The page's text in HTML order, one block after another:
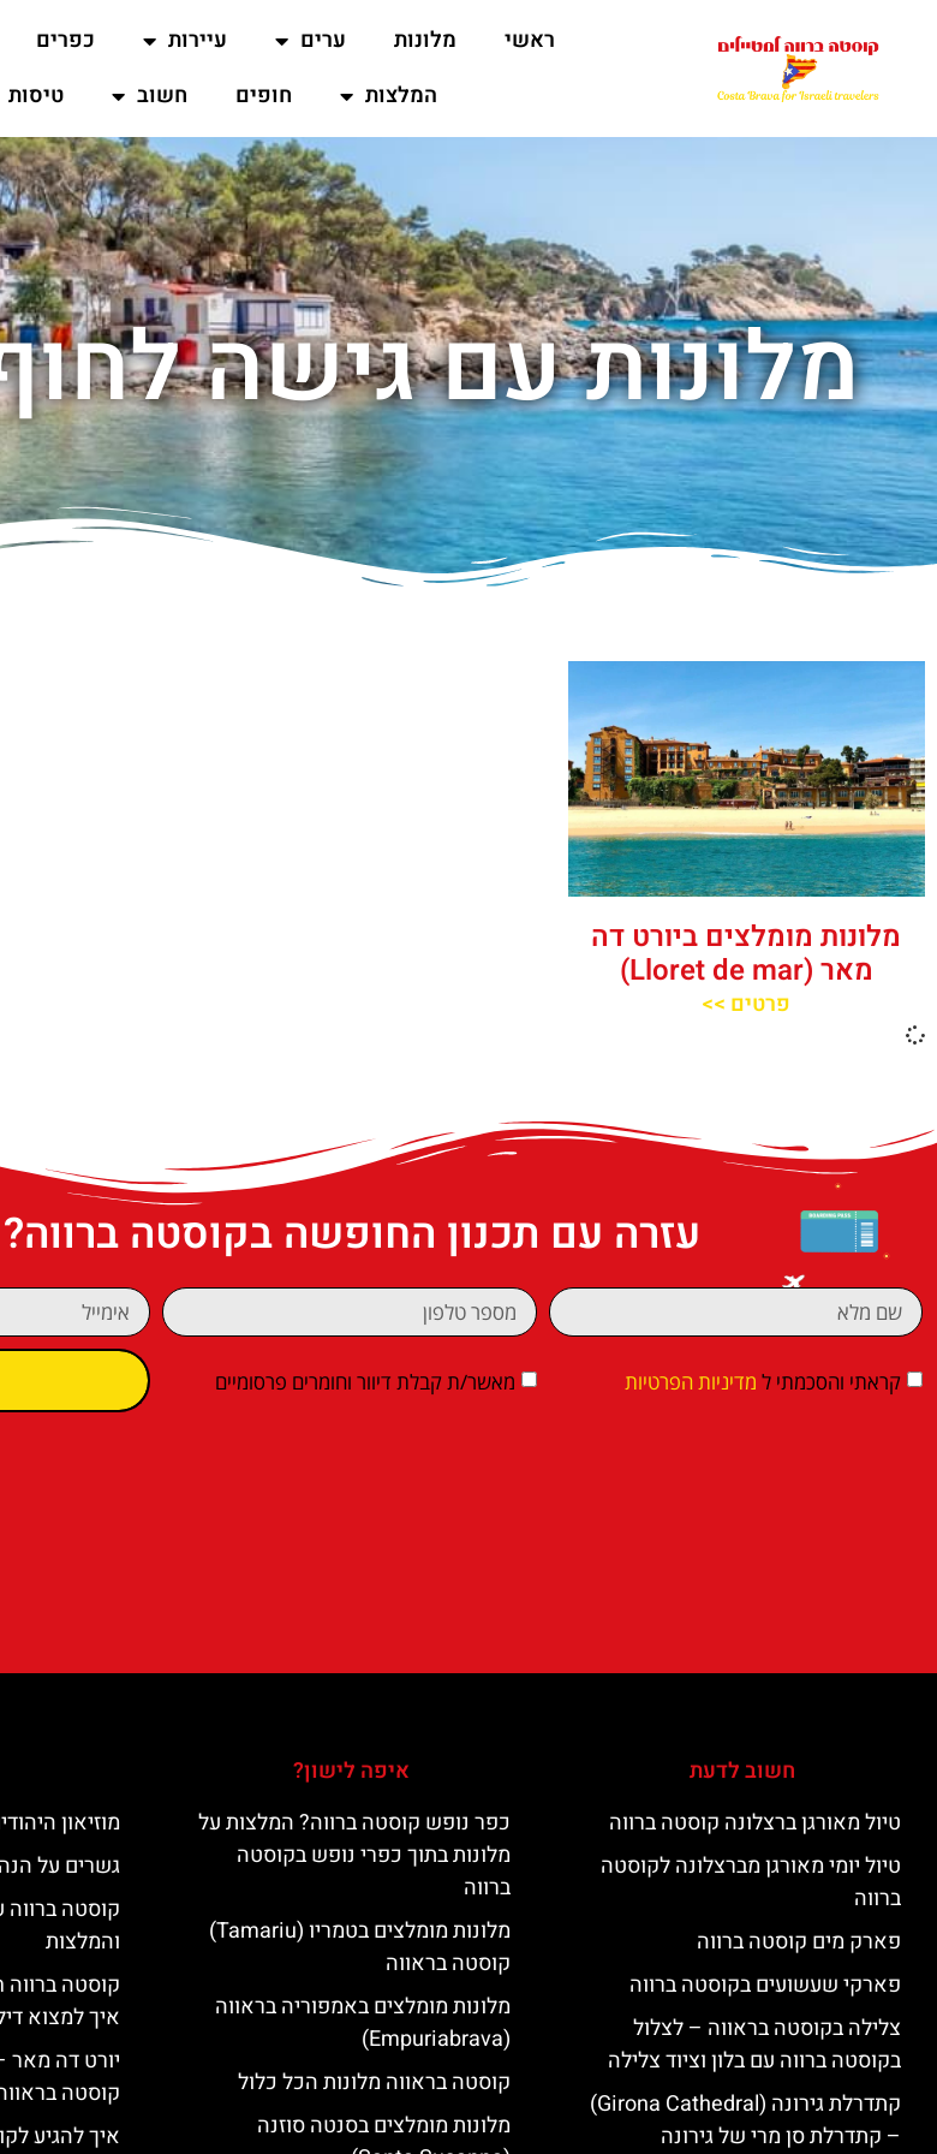
ראשי מלונות ערים עיירות כפרים
המלצות
חופים חשוב טיסות
מלונות עם גישה
מלונות מומלצים ביורט דה
מאר (Lloret de mar)
פרטים >>
עזרה עם תכנון החופשה בקוסטה ברווה?
קראתי והסכמתי ל מדיניות הפרטיות מאשר/ת קבלת דיוור וחומרים פרסומיים
חשוב לדעת
טיול מאורגן ברצלונה קוסטה ברווה
טיול יומי מאורגן מברצלונה לקוסטה
ברווה
פארק מים קוסטה ברווה
פארקי שעשועים בקוסטה ברווה
צלילה בקוסטה בראווה – לצלול
בקוסטה ברווה עם בלון וציוד צלילה
קתדרלת גירונה (Girona Cathedral)
– קתדרלת סן מרי של גירונה
איפה לישון?
כפר נופש קוסטה ברווה? המלצות על
מלונות בתוך כפרי נופש בקוסטה
ברווה
מלונות מומלצים בטמריו (Tamariu)
קוסטה בראווה
מלונות מומלצים באמפוריה בראווה
(Empuriabrava)
קוסטה בראווה מלונות הכל כלול
מלונות מומלצים בסנטה סוזנה
מוזיאון
גשרים על
קוסטה ברווה
והמלצות
קוסטה ברווה
איך למצוא
יורט דה מאר
קוסטה
איך להגיע